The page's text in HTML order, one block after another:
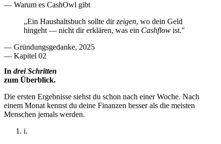
— Warum es CashOwl gibt
„Ein Haushaltsbuch sollte dirzeigen, wo dein Geld
hingeht — nicht dir erklären, was ein Cashflow ist."
— Gründungsgedanke, 2025
— Kapitel 02
In drei Schritten
zum Überblick.
Die ersten Ergebnisse siehst du schon nach einer Woche. Nach
einem Monat kennst du deine Finanzen besser als die meisten
Menschen jemals werden.
i.